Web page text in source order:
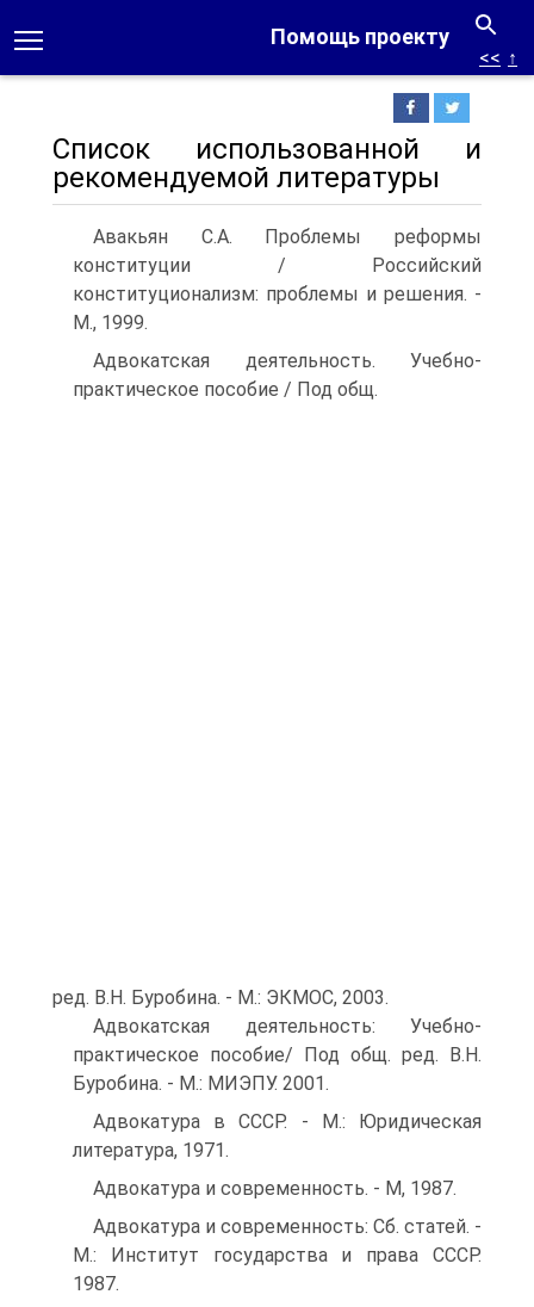
Помощь проекту
<< ↑
Список использованной и
рекомендуемой литературы
Авакьян С.А. Проблемы реформы
конституции / Российский
конституционализм: проблемы и решения. -
М., 1999.
Адвокатская деятельность. Учебно-
практическое пособие / Под общ.
ред. В.Н. Буробина. - М.: ЭКМОС, 2003.
Адвокатская деятельность: Учебно-
практическое пособие/ Под общ. ред. В.Н.
Буробина. - М.: МИЭПУ. 2001.
Адвокатура в СССР. - М.: Юридическая
литература, 1971.
Адвокатура и современность. - М, 1987.
Адвокатура и современность: Сб. статей. -
М.: Институт государства и права СССР.
1987.